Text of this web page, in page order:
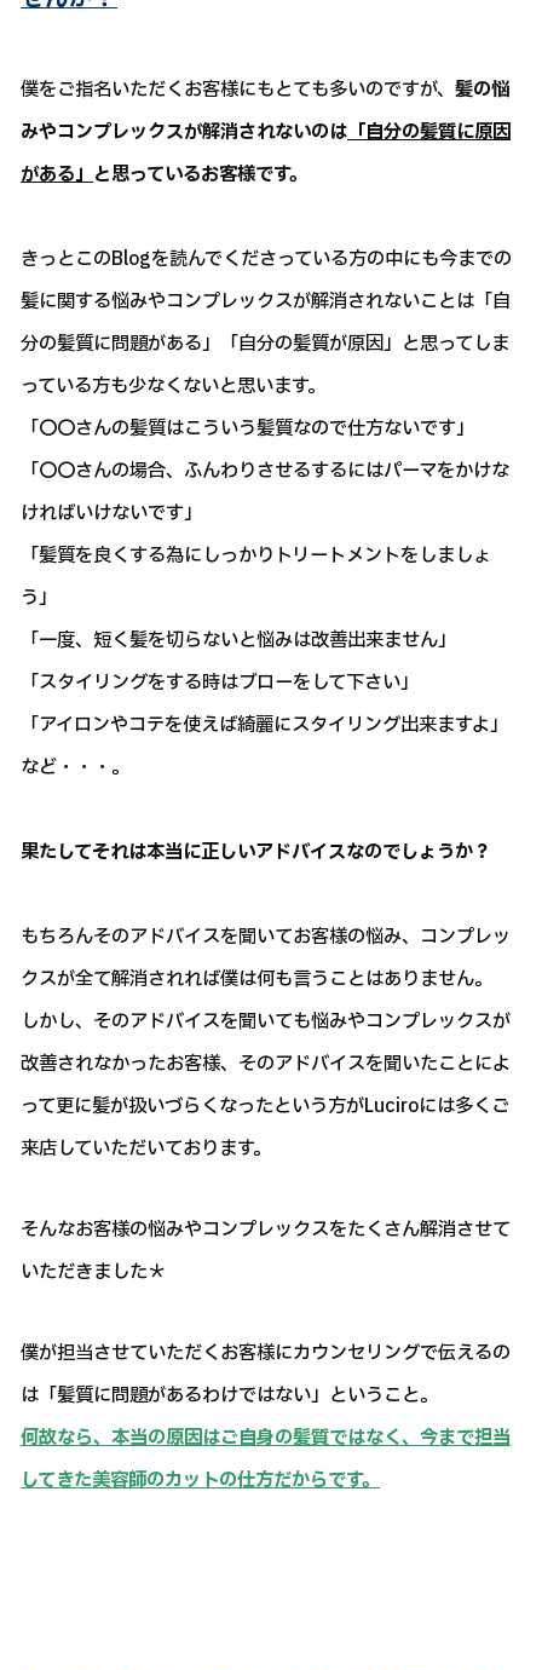
僕をご指名いただくお客様にもとても多いのですが、 髪の悩
みやコンプレックスが解消されないのは 「自分の髪質に原因
がある」 と思っているお客様です。
きっとこのBlogを読んでくださっている方の中にも今までの
髪に関する悩みやコンプレックスが解消されないことは「自
分の髪質に問題がある」「自分の髪質が原因」と思ってしま
っている方も少なくないと思います。
「〇〇さんの髪質はこういう髪質なので仕方ないです」
「〇〇さんの場合、ふんわりさせるするにはパーマをかけな
ければいけないです」
「髪質を良くする為にしっかりトリートメントをしましょ
う」
「一度、短く髪を切らないと悩みは改善出来ません」
「スタイリングをする時はブローをして下さい」
「アイロンやコテを使えば綺麗にスタイリング出来ますよ」
など・・・。
果たしてそれは本当に正しいアドバイスなのでしょうか？
もちろんそのアドバイスを聞いてお客様の悩み、コンプレッ
クスが全て解消されれば僕は何も言うことはありません。
しかし、そのアドバイスを聞いても悩みやコンプレックスが
改善されなかったお客様、そのアドバイスを聞いたことによ
って更に髪が扱いづらくなったという方がLuciroには多くご
来店していただいております。
そんなお客様の悩みやコンプレックスをたくさん解消させて
いただきました＊
僕が担当させていただくお客様にカウンセリングで伝えるの
は「髪質に問題があるわけではない」ということ。
何故なら、本当の原因はご自身の髪質ではなく、今まで担当
してきた美容師のカットの仕方だからです。